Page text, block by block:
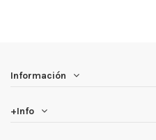
Información
+Info